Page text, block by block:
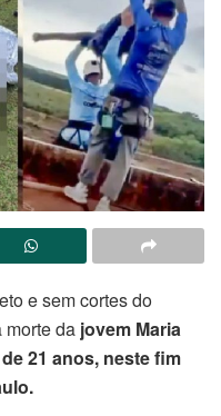
e sem cortes do
morte da jovem Maria
21 anos, neste fim